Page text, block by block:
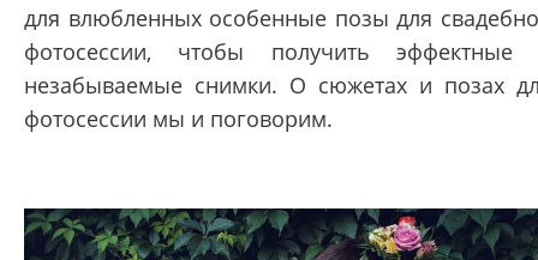
для влюбленных особенные позы для
фотосессии, чтобы получить эффектные
незабываемые снимки. О сюжетах и позах
фотосессии мы и поговорим.